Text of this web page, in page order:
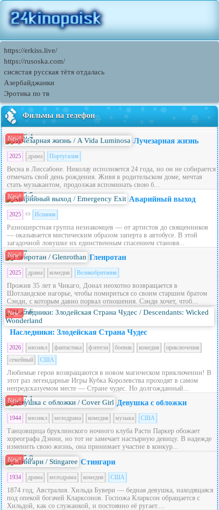
https://erkiss.live/
https://rusoska.com/
сисястая русская тётя отдалась
Азербайджанки
Эротика по тв
Фильмы на телефон
New! 6.4 Лучезарная жизнь
2025 драма Португалия
Весна в Лиссабоне. Николау исполняется 24 года, но он не собирается
отмечать свой день рождения. Живя в родительском доме, мечтая
стать музыкантом, продолжая вспоминать свою б...
New! 5.5 Аварийный выход
2025 Испания
Разношерстная группа незнакомцев — от артистов до священников
— оказывается мистическим образом заперта в автобусе. В этой
загадочной ловушке их единственным спасением становя...
New! 7 Гленротан
2025 драма комедия Великобритания
Прожив 35 лет в Чикаго, Донал неохотно возвращается в
Шотландское нагорье, чтобы помириться со своим старшим братом
Сэнди, с которым давно порвал отношения. Сэнди хочет, чтоб...
New! 5.6
Наследники: Злодейская Страна Чудес
2026 мюзикл фантастика фэнтези боевик комедия
приключения
семейный
США
Любимые герои возвращаются в новом магическом приключении! В
этот раз легендарные Игры Кубка Королевства проходят в самом
непредсказуемом месте — Стране чудес. Но долгожданный...
New! 7.1 Девушка с обложки
1944 мюзикл мелодрама комедия музыка США
Танцовщица бруклинского ночного клуба Расти Паркер обожает
хореографа Дэнни, но тот не замечает настырную девицу. В надежде
изменить свою жизнь, она принимает участие в конкур...
New! 5.8 Стингари
1934 драма мелодрама комедия США
1874 год, Австралия. Хильда Бувери — бедная девушка, находящаяся
под опекой богачей Кларксонов. Госпожа Кларксон обращается с
Хильдой, как со служанкой, и постоянно её ругает....